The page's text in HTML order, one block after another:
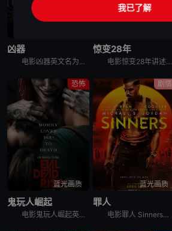
凶器
电影凶器英文名为Weapons，讲述了：同一个晚上的同一个时间，同一个班级里的所有小孩，都神秘地失踪了，除了一个小孩。整个小镇都开始怀疑，究竟是谁或背后有什么原因，导致这些小孩都不见了？
惊变28年
电影惊变28年讲述的是：经历病毒浩劫的幸存者们在远离城市的地方建立了新的聚集区，平静的生活却在28年后被再次打破。更加致命的病毒变异，日渐扭曲的人性与欲望，人类的命运将会何去何从？影片为《惊变28
恐怖
蓝光画质
鬼玩人崛起
电影鬼玩人崛起英文名Evil Dead Rise，讲述了：一对感情疏离的姐妹终于重聚，姐姐艾莉（阿丽莎·萨瑟兰 Alyssa Sutherland 饰）意外被恶魔附体，妹妹贝丝（莉莉·沙利文 Li
剧情
蓝光画质
罪人
电影罪人 Sinners讲述的是：双胞胎兄弟（迈克尔·B·乔丹 Michael B. Jordan 饰）试图摆脱不愉快的过往，回到家乡想重新开始，但却发现更为恐怖的邪恶势力正等待着他们的回归……
我已了解